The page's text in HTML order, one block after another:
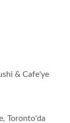
& Cafe'ye
Toronto'da